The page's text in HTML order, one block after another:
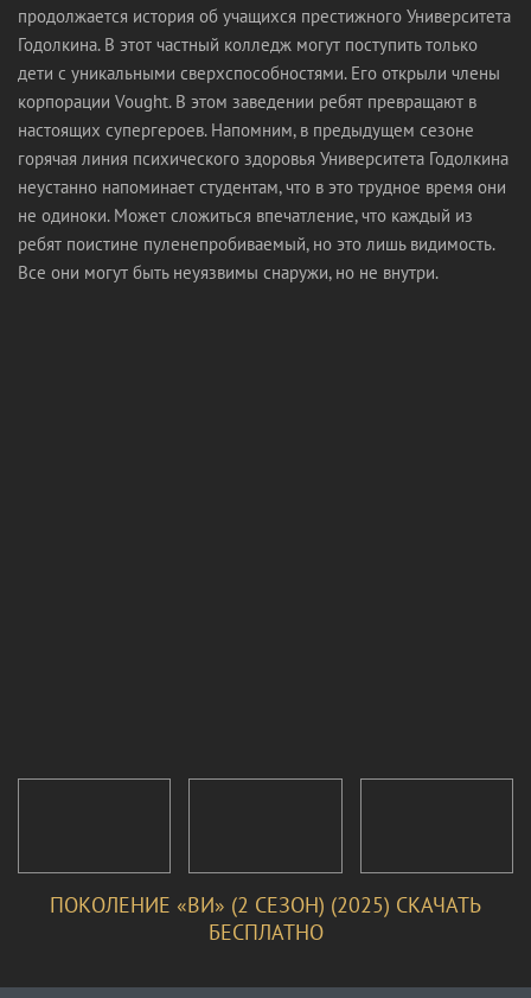
продолжается история об учащихся престижного Университета
Годолкина. В этот частный колледж могут поступить только
дети с уникальными сверхспособностями. Его открыли члены
корпорации Vought. В этом заведении ребят превращают в
настоящих супергероев. Напомним, в предыдущем сезоне
горячая линия психического здоровья Университета Годолкина
неустанно напоминает студентам, что в это трудное время они
не одиноки. Может сложиться впечатление, что каждый из
ребят поистине пуленепробиваемый, но это лишь видимость.
Все они могут быть неуязвимы снаружи, но не внутри.
ПОКОЛЕНИЕ «ВИ» (2 СЕЗОН) (2025) СКАЧАТЬ
БЕСПЛАТНО